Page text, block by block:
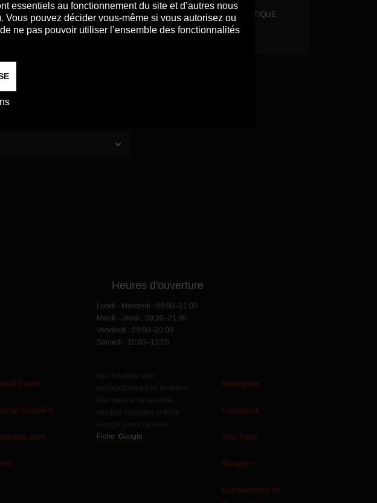
ET EN PRATIQUE
Heures d'ouverture
Lundi - Mercredi : 09:00–21:00
Mardi - Jeudi : 09:30–21:00
Vendredi : 09:00–20:00
Samedi : 10:00–13:00
CrossFit
Fiche Google
Instagram
Facebook
You Tube
Google +
Evènements et
essentiels au fonctionnement du site et d’autres nous
pouvez décider vous-même si vous autorisez ou
ne pas pouvoir utiliser l’ensemble des fonctionnalités